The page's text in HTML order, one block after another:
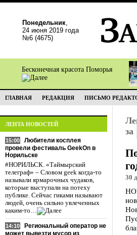
Понедельник,
24 июня 2019 года
№6 (4675)
Бесконечная красота Поморья
ГЛАВНАЯ РЕДАКЦИЯ ПИСЬМО
ЛЕНТА НОВОСТЕЙ
15:00
Любители косплея
провели фестиваль GeekOn в
Норильске
#НОРИЛЬСК. «Таймырский
телеграф» – Словом geek когда-то
называли ярмарочных чудаков,
которые выступали на потеху
публике. Сейчас гиками называют
людей, очень сильно увлеченных
каким-то…
14:10
Региональный оператор не
может вывезти мусор из
за
30